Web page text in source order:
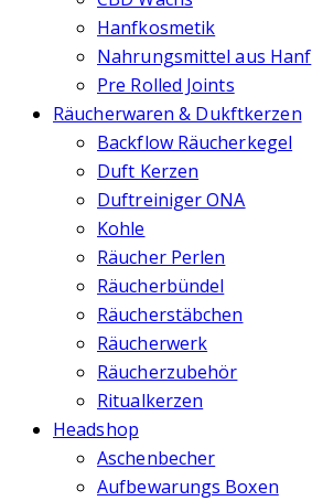
Hanfkosmetik
Nahrungsmittel aus Hanf
Pre Rolled Joints
Räucherwaren & Dukftkerzen
Backflow Räucherkegel
Duft Kerzen
Duftreiniger ONA
Kohle
Räucher Perlen
Räucherbündel
Räucherstäbchen
Räucherwerk
Räucherzubehör
Ritualkerzen
Headshop
Aschenbecher
Aufbewarungs Boxen